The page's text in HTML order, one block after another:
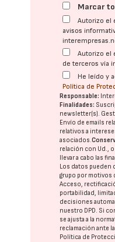
Marcar
Autorizo el
avisos
Autorizo el
de terceros vía
He leído y
Política de
Responsable:
Finalidades:
newsletter(s).
Envío de emails
relativos a
asociados.
relación con Ud.,
llevar a cabo las
Los datos pueden
grupo por motivos
Acceso,
portabilidad,
decisiones
nuestro DPD. Si
se ajusta a la
reclamación ante
Política de